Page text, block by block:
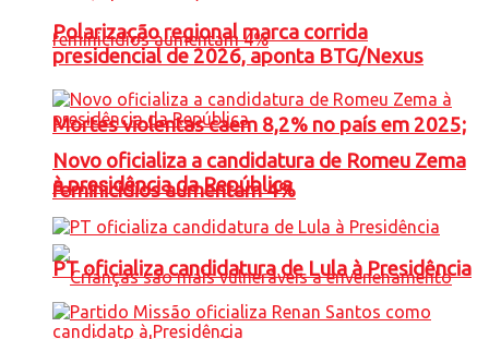
Mortes violentas caem 8,2% no país em 2025;
feminicídios aumentam 4%
Polarização regional marca corrida
presidencial de 2026, aponta BTG/Nexus
Novo oficializa a candidatura de Romeu Zema
à presidência da República
PT oficializa candidatura de Lula à Presidência